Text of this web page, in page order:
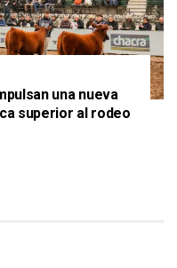
una nueva
superior al rodeo